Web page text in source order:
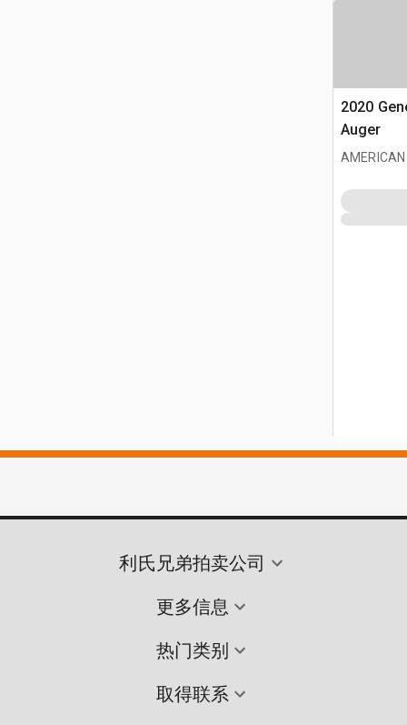
2020
Auger
AMERICAN
利氏兄弟拍卖公司
更多信息
热门类别
取得联系